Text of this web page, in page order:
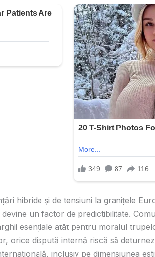
hibride și de tensiuni la granițele
un factor de predictibilitate.
esențiale atât pentru moralul
orice dispută internă riscă să
inclusiv pe dimensiunea